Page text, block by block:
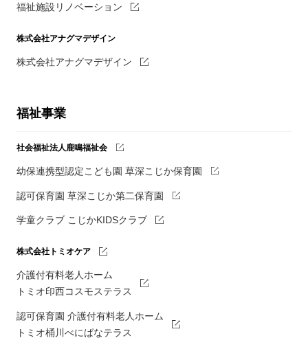
福祉施設リノベーション
株式会社アナグマデザイン
株式会社アナグマデザイン
福祉事業
社会福祉法人鹿鳴福祉会
幼保連携型認定こども園 草深こじか保育園
認可保育園 草深こじか第二保育園
学童クラブ こじかKIDSクラブ
株式会社トミオケア
介護付有料老人ホーム
トミオ印西コスモステラス
認可保育園 介護付有料老人ホーム
トミオ桶川べにばなテラス